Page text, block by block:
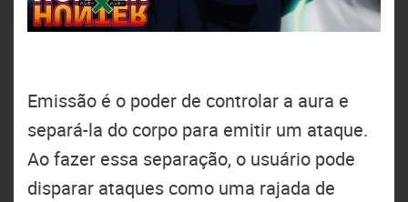
Emissão é o poder de controlar a aura e
separá-la do corpo para emitir um ataque.
Ao fazer essa separação, o usuário pode
disparar ataques como uma rajada de